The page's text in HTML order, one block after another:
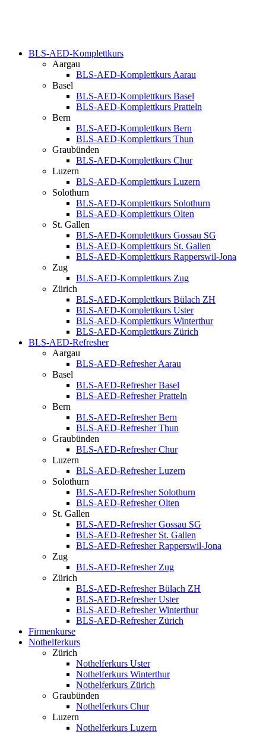
BLS-AED-Komplettkurs
Aargau
BLS-AED-Komplettkurs Aarau
Basel
BLS-AED-Komplettkurs Basel
BLS-AED-Komplettkurs Pratteln
Bern
BLS-AED-Komplettkurs Bern
BLS-AED-Komplettkurs Thun
Graubünden
BLS-AED-Komplettkurs Chur
Luzern
BLS-AED-Komplettkurs Luzern
Solothurn
BLS-AED-Komplettkurs Solothurn
BLS-AED-Komplettkurs Olten
St. Gallen
BLS-AED-Komplettkurs Gossau SG
BLS-AED-Komplettkurs St. Gallen
BLS-AED-Komplettkurs Rapperswil-Jona
Zug
BLS-AED-Komplettkurs Zug
Zürich
BLS-AED-Komplettkurs Bülach ZH
BLS-AED-Komplettkurs Uster
BLS-AED-Komplettkurs Winterthur
BLS-AED-Komplettkurs Zürich
BLS-AED-Refresher
Aargau
BLS-AED-Refresher Aarau
Basel
BLS-AED-Refresher Basel
BLS-AED-Refresher Pratteln
Bern
BLS-AED-Refresher Bern
BLS-AED-Refresher Thun
Graubünden
BLS-AED-Refresher Chur
Luzern
BLS-AED-Refresher Luzern
Solothurn
BLS-AED-Refresher Solothurn
BLS-AED-Refresher Olten
St. Gallen
BLS-AED-Refresher Gossau SG
BLS-AED-Refresher St. Gallen
BLS-AED-Refresher Rapperswil-Jona
Zug
BLS-AED-Refresher Zug
Zürich
BLS-AED-Refresher Bülach ZH
BLS-AED-Refresher Uster
BLS-AED-Refresher Winterthur
BLS-AED-Refresher Zürich
Firmenkurse
Nothelferkurs
Zürich
Nothelferkurs Uster
Nothelferkurs Winterthur
Nothelferkurs Zürich
Graubünden
Nothelferkurs Chur
Luzern
Nothelferkurs Luzern